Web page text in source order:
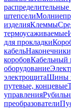
штепсели
изделияКлеммы
термоусаживаемые
для прокладки
кабель
коробовКабельный
оборудование
электрощитаШины
путевые, концевые
управления
преобразователи